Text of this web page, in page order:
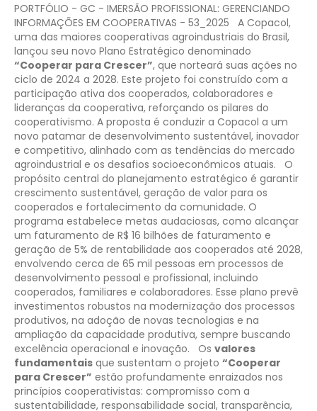
PORTFÓLIO - GC - IMERSÃO PROFISSIONAL: GERENCIANDO
INFORMAÇÕES EM COOPERATIVAS - 53_2025
A Copacol,
uma das maiores cooperativas agroindustriais do Brasil,
lançou seu novo Plano Estratégico denominado
“Cooperar para Crescer”, que norteará suas ações no
ciclo de 2024 a 2028. Este projeto foi construído com a
participação ativa dos cooperados, colaboradores e
lideranças da cooperativa, reforçando os pilares do
cooperativismo. A proposta é conduzir a Copacol a um
novo patamar de desenvolvimento sustentável, inovador
e competitivo, alinhado com as tendências do mercado
agroindustrial e os desafios socioeconômicos atuais.
O
propósito central do planejamento estratégico é garantir
crescimento sustentável, geração de valor para os
cooperados e fortalecimento da comunidade. O
programa estabelece metas audaciosas, como alcançar
um faturamento de R$ 16 bilhões de faturamento e
geração de 5% de rentabilidade aos cooperados até 2028,
envolvendo cerca de 65 mil pessoas em processos de
desenvolvimento pessoal e profissional, incluindo
cooperados, familiares e colaboradores. Esse plano prevê
investimentos robustos na modernização dos processos
produtivos, na adoção de novas tecnologias e na
ampliação da capacidade produtiva, sempre buscando
excelência operacional e inovação.
Os valores
fundamentais que sustentam o projeto “Cooperar
para Crescer” estão profundamente enraizados nos
princípios cooperativistas: compromisso com a
sustentabilidade, responsabilidade social, transparência,